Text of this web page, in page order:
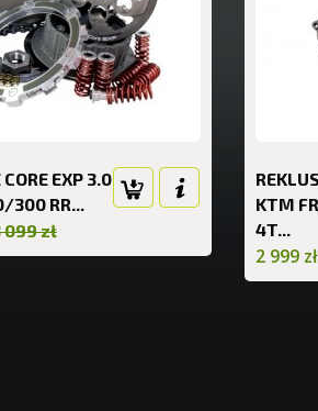
EXP 3.0
300 RR...
099 zł
KTM
4T...
2 999 zł